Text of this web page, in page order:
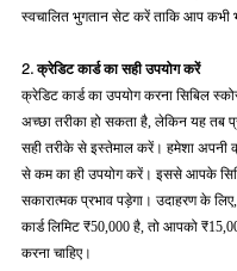
स्वचालित भुगतान सेट करें ताकि आप कभी
2. क्रेडिट कार्ड का सही उपयोग करें
क्रेडिट कार्ड का उपयोग करना सिबिल
अच्छा तरीका हो सकता है, लेकिन यह तब
सही तरीके से इस्तेमाल करें। हमेशा अपनी
से कम का ही उपयोग करें। इससे आपके
सकारात्मक प्रभाव पड़ेगा। उदाहरण के
कार्ड लिमिट ₹50,000 है, तो आपको
करना चाहिए।